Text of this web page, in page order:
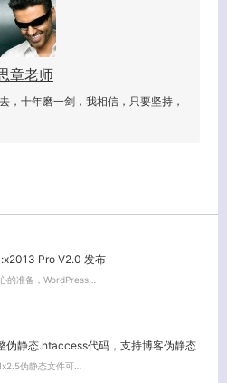
章老师
，十年磨一剑，我相信，只要坚持，
Pro V2.0 发布
的准备，WordPress…
伪静态.htaccess代码，支持博客伪静态
伪静态文件可…